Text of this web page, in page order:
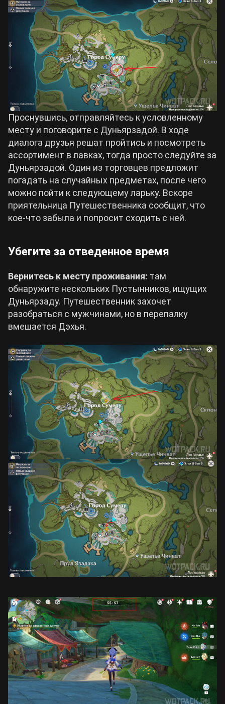
Проснувшись, отправляйтесь к условленному
месту и поговорите с Дуньярзадой. В ходе
диалога друзья решат пройтись и посмотреть
ассортимент в лавках, тогда просто следуйте за
Дуньярзадой. Один из торговцев предложит
погадать на случайных предметах, после чего
можно пойти к следующему ларьку. Вскоре
приятельница Путешественника сообщит, что
кое-что забыла и попросит сходить с ней.
Убегите за отведенное время
Вернитесь к месту проживания: там
обнаружите нескольких Пустынников, ищущих
Дуньярзаду. Путешественник захочет
разобраться с мужчинами, но в перепалку
вмешается Дэхья.